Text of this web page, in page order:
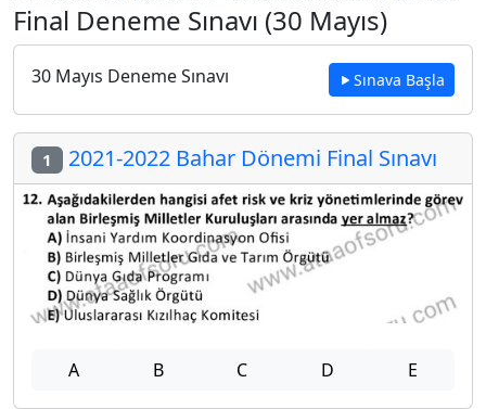
Final Deneme Sınavı (30 Mayıs)
30 Mayıs Deneme Sınavı Sınava Başla
1 2021-2022 Bahar Dönemi Final Sınavı
A B C D E